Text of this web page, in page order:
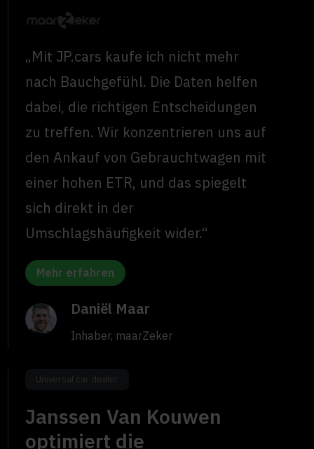
„Mit JP.cars kaufe ich nicht mehr
nach Bauchgefühl. Die Daten helfen
dabei, die richtigen Entscheidungen
zu treffen. Wir konzentrieren uns auf
den Ankauf von Gebrauchtwagen mit
einer hohen ETR, und das spiegelt
sich direkt in der
Umschlagshäufigkeit wider.“
Mehr erfahren
Daniël Maar
Inhaber, maarZeker
Universal car dealer
Janssen Van Kouwen
optimiert die